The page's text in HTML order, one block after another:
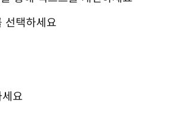
선택하세요
요